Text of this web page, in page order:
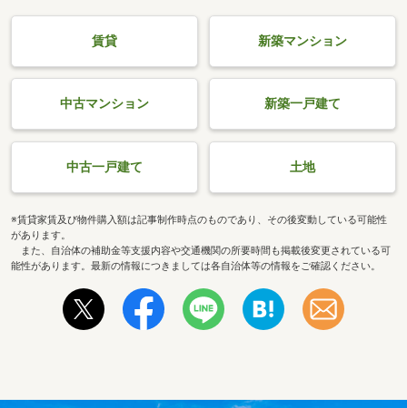
賃貸 新築マンション
中古マンション 新築一戸建て
中古一戸建て 土地
※賃貸家賃及び物件購入額は記事制作時点のものであり、その後変動している可能性
があります。
また、自治体の補助金等支援内容や交通機関の所要時間も掲載後変更されている可
能性があります。最新の情報につきましては各自治体等の情報をご確認ください。